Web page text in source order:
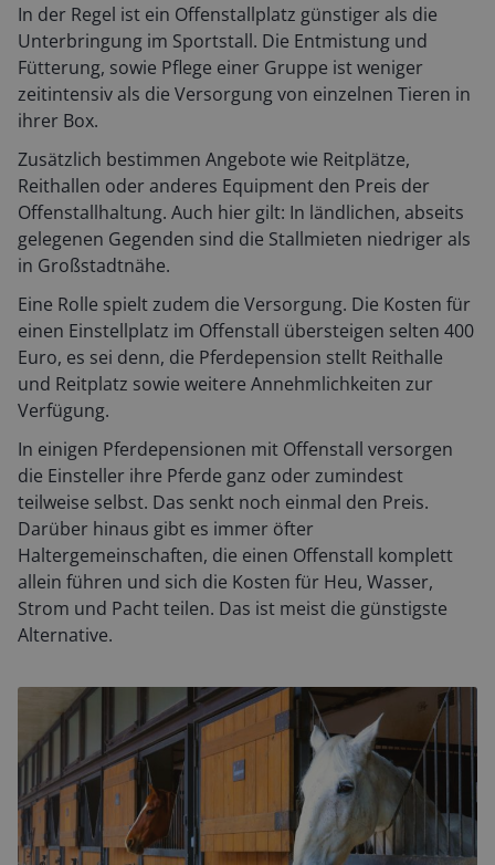
In der Regel ist ein Offenstallplatz günstiger als die
Unterbringung im Sportstall. Die Entmistung und
Fütterung, sowie Pflege einer Gruppe ist weniger
zeitintensiv als die Versorgung von einzelnen Tieren in
ihrer Box.
Zusätzlich bestimmen Angebote wie Reitplätze,
Reithallen oder anderes Equipment den Preis der
Offenstallhaltung. Auch hier gilt: In ländlichen, abseits
gelegenen Gegenden sind die Stallmieten niedriger als
in Großstadtnähe.
Eine Rolle spielt zudem die Versorgung. Die Kosten für
einen Einstellplatz im Offenstall übersteigen selten 400
Euro, es sei denn, die Pferdepension stellt Reithalle
und Reitplatz sowie weitere Annehmlichkeiten zur
Verfügung.
In einigen Pferdepensionen mit Offenstall versorgen
die Einsteller ihre Pferde ganz oder zumindest
teilweise selbst. Das senkt noch einmal den Preis.
Darüber hinaus gibt es immer öfter
Haltergemeinschaften, die einen Offenstall komplett
allein führen und sich die Kosten für Heu, Wasser,
Strom und Pacht teilen. Das ist meist die günstigste
Alternative.